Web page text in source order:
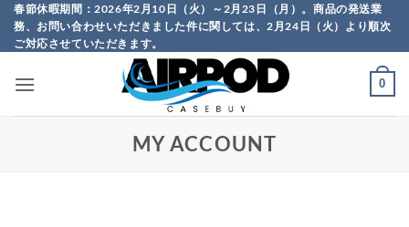
Skip
content
春節休暇期間：2026年2月10日（火）～2月23日（月）。商品の発送業
務、お問い合わせいただきました件に関しては、2月24日（火）より順次
ご対応させていただきます。
0
MY ACCOUNT